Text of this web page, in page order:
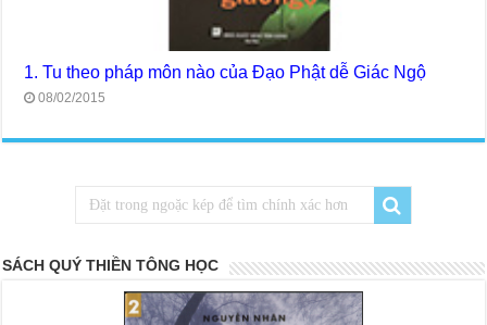
1. Tu theo pháp môn nào của Đạo Phật dễ Giác Ngộ
08/02/2015
SÁCH QUÝ THIỀN TÔNG HỌC